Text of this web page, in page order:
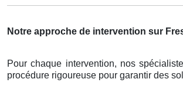
Notre approche de intervention sur
Pour chaque intervention, nos
procédure rigoureuse pour garantir des